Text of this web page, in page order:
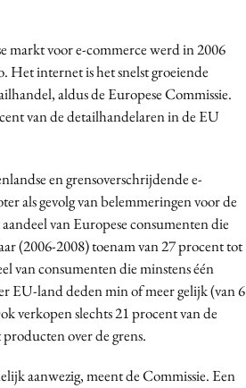
markt voor e-commerce werd in 2006
Het internet is het snelst groeiende
aldus de Europese Commissie.
van de detailhandelaren in de EU
en grensoverschrijdende e-
als gevolg van belemmeringen voor de
van Europese consumenten die
(2006-2008) toenam van 27 procent tot
van consumenten die minstens één
EU-land deden min of meer gelijk (van 6
verkopen slechts 21 procent van de
over de grens.
aanwezig, meent de Commissie. Een